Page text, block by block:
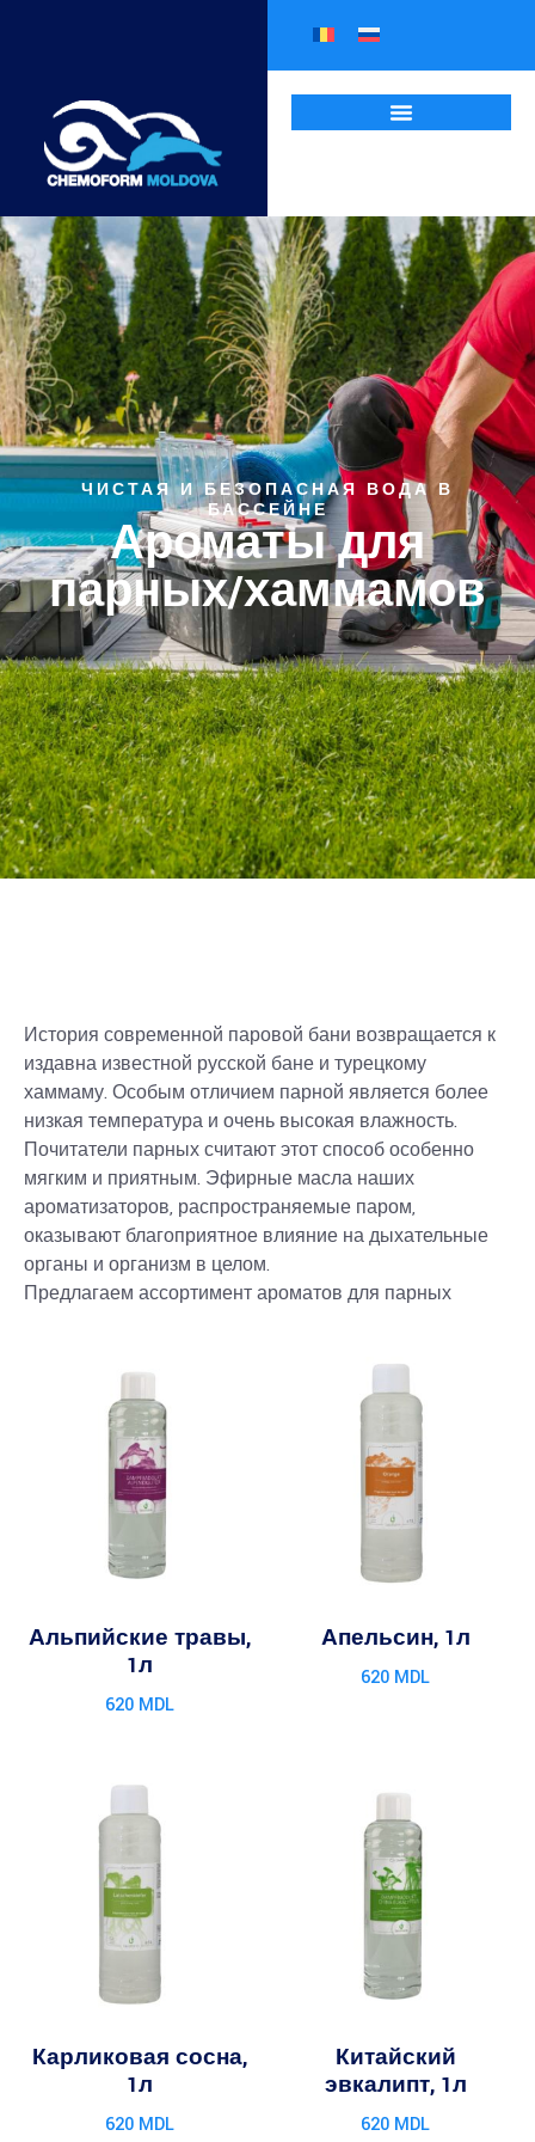
ЧИСТАЯ И БЕЗОПАСНАЯ ВОДА В
БАССЕЙНЕ
Ароматы для
парных/хаммамов
История современной паровой бани возвращается к
издавна известной русской бане и турецкому
хаммаму. Особым отличием парной является более
низкая температура и очень высокая влажность.
Почитатели парных считают этот способ особенно
мягким и приятным. Эфирные масла наших
ароматизаторов, распространяемые паром,
оказывают благоприятное влияние на дыхательные
органы и организм в целом.
Предлагаем ассортимент ароматов для парных
Альпийские травы,
1л
620 MDL
Апельсин, 1л
620 MDL
Карликовая сосна,
1л
620 MDL
Китайский
эвкалипт, 1л
620 MDL